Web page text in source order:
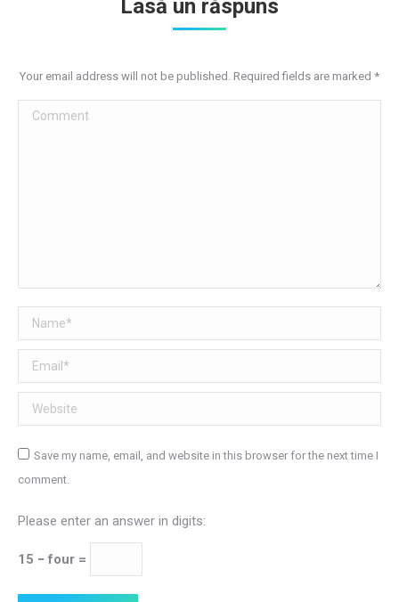
Lasă un răspuns
Your email address will not be published. Required fields are marked *
Comment
Name *
Email *
Website
Save my name, email, and website in this browser for the next time I
comment.
Please enter an answer in digits:
15 − four =